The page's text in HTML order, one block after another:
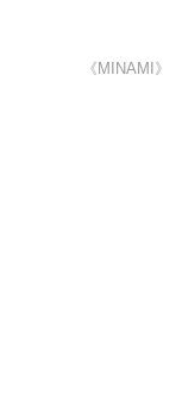
《MINAMI》